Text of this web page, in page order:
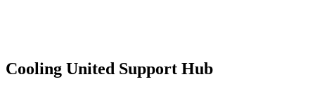
Cooling United Support Hub